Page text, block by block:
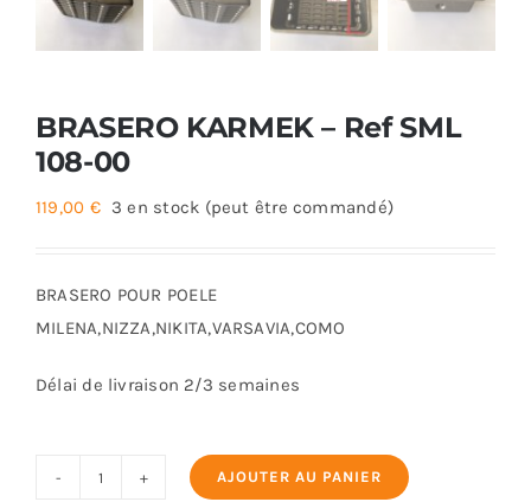
BRASERO KARMEK – Ref SML
108-00
119,00 € 3 en stock (peut être commandé)
BRASERO POUR POELE
MILENA,NIZZA,NIKITA,VARSAVIA,COMO
Délai de livraison 2/3 semaines
AJOUTER AU PANIER